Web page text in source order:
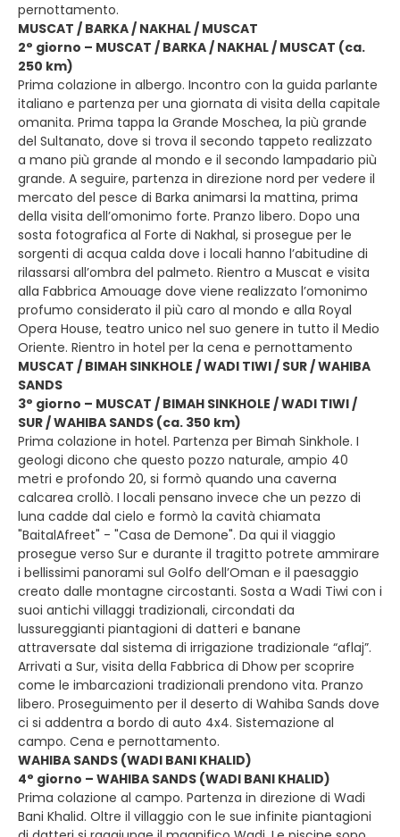
pernottamento.
MUSCAT / BARKA / NAKHAL / MUSCAT
2° giorno – MUSCAT / BARKA / NAKHAL / MUSCAT (ca.
250 km)
Prima colazione in albergo. Incontro con la guida parlante
italiano e partenza per una giornata di visita della capitale
omanita. Prima tappa la Grande Moschea, la più grande
del Sultanato, dove si trova il secondo tappeto realizzato
a mano più grande al mondo e il secondo lampadario più
grande. A seguire, partenza in direzione nord per vedere il
mercato del pesce di Barka animarsi la mattina, prima
della visita dell’omonimo forte. Pranzo libero. Dopo una
sosta fotografica al Forte di Nakhal, si prosegue per le
sorgenti di acqua calda dove i locali hanno l’abitudine di
rilassarsi all’ombra del palmeto. Rientro a Muscat e visita
alla Fabbrica Amouage dove viene realizzato l’omonimo
profumo considerato il più caro al mondo e alla Royal
Opera House, teatro unico nel suo genere in tutto il Medio
Oriente. Rientro in hotel per la cena e pernottamento
MUSCAT / BIMAH SINKHOLE / WADI TIWI / SUR / WAHIBA
SANDS
3° giorno – MUSCAT / BIMAH SINKHOLE / WADI TIWI /
SUR / WAHIBA SANDS (ca. 350 km)
Prima colazione in hotel. Partenza per Bimah Sinkhole. I
geologi dicono che questo pozzo naturale, ampio 40
metri e profondo 20, si formò quando una caverna
calcarea crollò. I locali pensano invece che un pezzo di
luna cadde dal cielo e formò la cavità chiamata
"BaitalAfreet" - "Casa de Demone". Da qui il viaggio
prosegue verso Sur e durante il tragitto potrete ammirare
i bellissimi panorami sul Golfo dell’Oman e il paesaggio
creato dalle montagne circostanti. Sosta a Wadi Tiwi con i
suoi antichi villaggi tradizionali, circondati da
lussureggianti piantagioni di datteri e banane
attraversate dal sistema di irrigazione tradizionale “aflaj”.
Arrivati a Sur, visita della Fabbrica di Dhow per scoprire
come le imbarcazioni tradizionali prendono vita. Pranzo
libero. Proseguimento per il deserto di Wahiba Sands dove
ci si addentra a bordo di auto 4x4. Sistemazione al
campo. Cena e pernottamento.
WAHIBA SANDS (WADI BANI KHALID)
4° giorno – WAHIBA SANDS (WADI BANI KHALID)
Prima colazione al campo. Partenza in direzione di Wadi
Bani Khalid. Oltre il villaggio con le sue infinite piantagioni